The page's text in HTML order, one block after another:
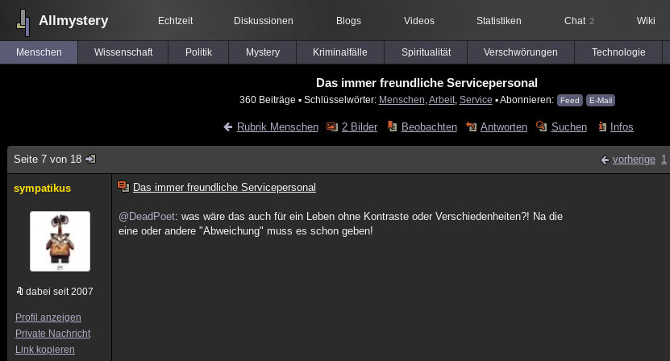
Allmystery Echtzeit Diskussionen Blogs Videos Statistiken Chat 2 Wiki
Menschen Wissenschaft Politik Mystery Kriminalfälle Spiritualität Verschwörungen Technologie
Das immer freundliche Servicepersonal
360 Beiträge ▪ Schlüsselwörter: Menschen Arbeit, Service ▪ Abonnieren: Feed E-Mail
Rubrik Menschen 2 Bilder Beobachten Antworten Suchen Infos
Seite 7 von 18 vorherige 1
sympatikus
dabei seit 2007
Profil anzeigen
Private Nachricht
Link kopieren
Das immer freundliche Servicepersonal
@DeadPoet: was wäre das auch für ein Leben ohne Kontraste oder Verschiedenheiten?! Na die
eine oder andere "Abweichung" muss es schon geben!